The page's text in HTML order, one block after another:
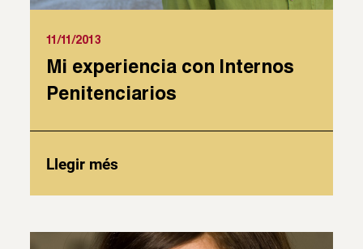
11/11/2013
Mi experiencia con Internos
Penitenciarios
Llegir més